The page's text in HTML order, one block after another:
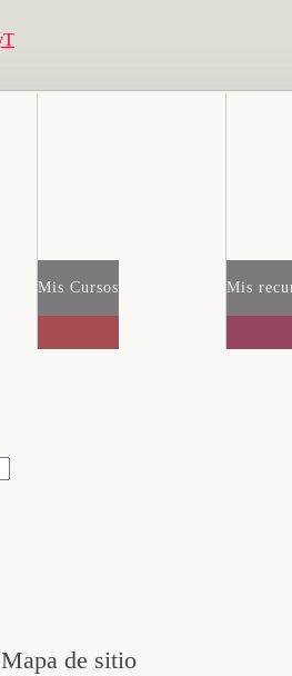
Mis Cursos Mis
Mapa de sitio